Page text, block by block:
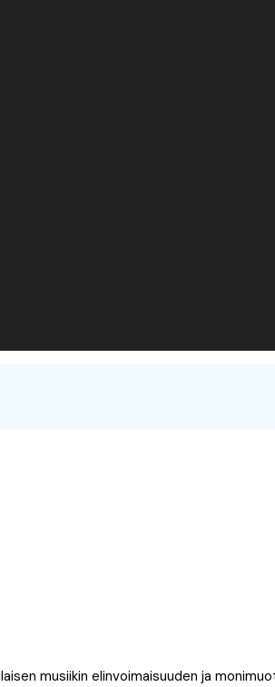
musiikin elinvoimaisuuden ja